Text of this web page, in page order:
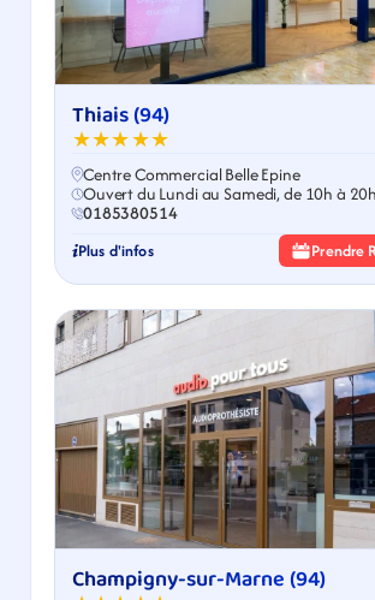
Thiais (94)
★★★★★
Centre Commercial Belle Epine
Ouvert du Lundi au Samedi, de 10h à 20h
0185380514
Plus d'infos Prendre
Champigny-sur-Marne (94)